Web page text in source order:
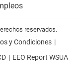
reservados.
y Condiciones
EEO Report WSUA